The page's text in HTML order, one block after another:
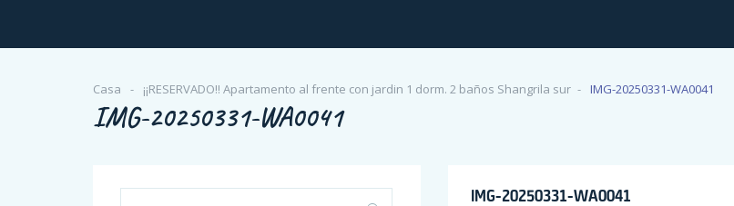
Casa ¡¡RESERVADO!! Apartamento al frente con jardin 1 dorm. 2 baños Shangrila sur IMG-20250331-WA0041
IMG-20250331-WA0041
IMG-20250331-WA0041